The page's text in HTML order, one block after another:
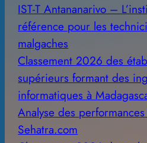
IST-T Antananarivo –
référence pour les
malgaches
Classement 2026 des
supérieurs formant des
informatiques à
Analyse des
Sehatra.com